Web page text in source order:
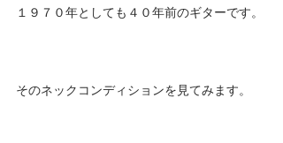
１９７０年としても４０年前のギターです。
そのネックコンディションを見てみます。